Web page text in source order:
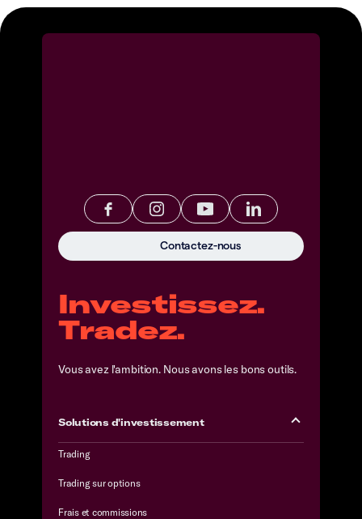
Investissez.
Tradez.
Vous avez l'ambition. Nous avons les bons outils.
Solutions d'investissement
Trading
Trading sur options
Frais et commissions